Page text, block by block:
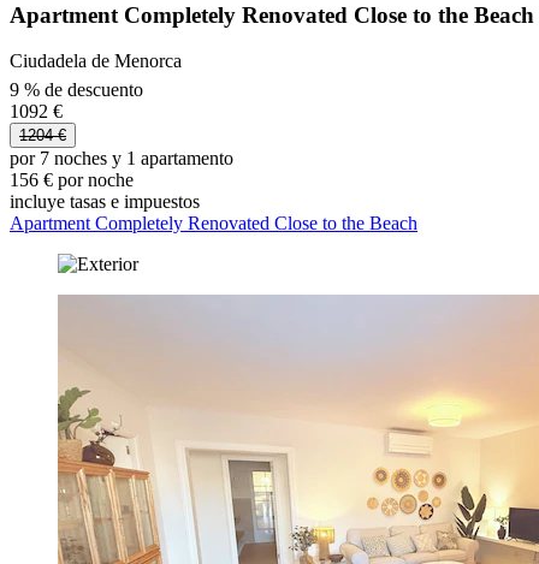
Apartment Completely Renovated Close to the Beach
Ciudadela de Menorca
9 % de descuento
1092 €
1204 €
por 7 noches y 1 apartamento
156 € por noche
incluye tasas e impuestos
Apartment Completely Renovated Close to the Beach